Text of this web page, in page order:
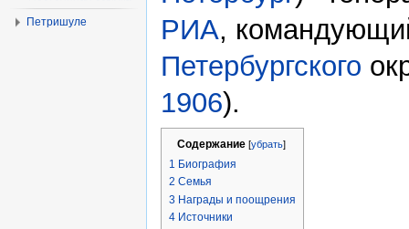
РИА,
Петербургского
1906).
Содержание[убрать]
1 Биография
2 Семья
3 Награды и поощрения
4 Источники
Петришуле